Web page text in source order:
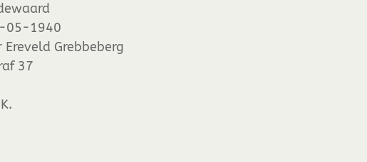
05-1940
Grebbeberg
37